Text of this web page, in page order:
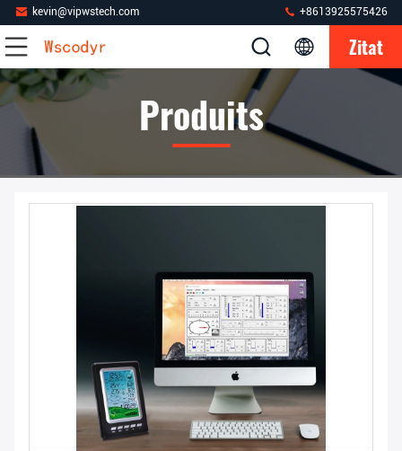
kevin@vipwstech.com +8613925575426
Zitat
Produits